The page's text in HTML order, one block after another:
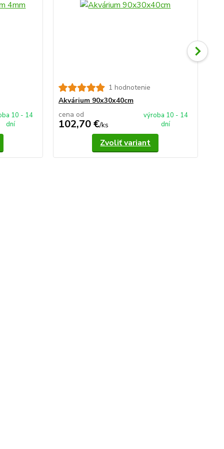
10 - 14
dní
1 hodnotenie
Akvárium 90x30x40cm
cena od
102,70 €/ks
výroba 10 - 14
dní
Zvoliť variant